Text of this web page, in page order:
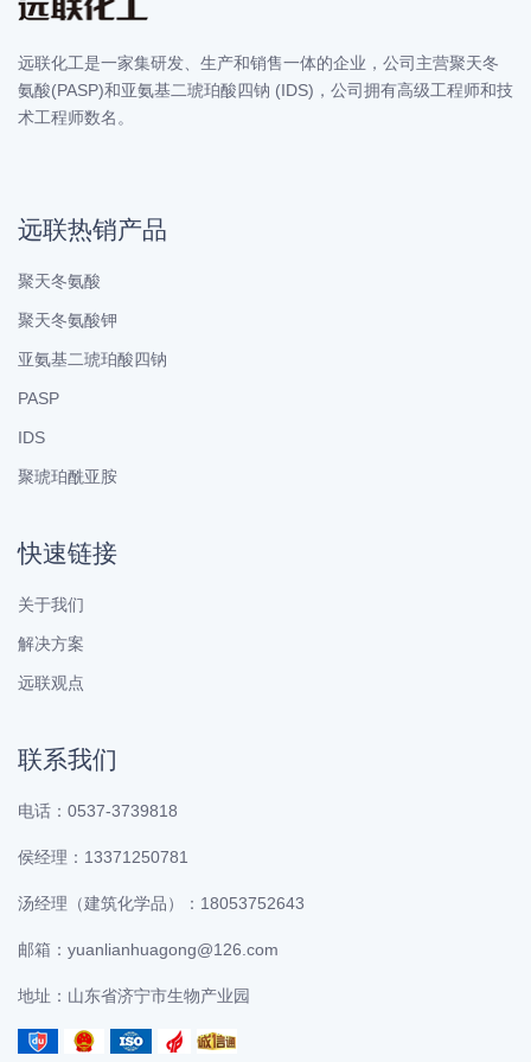
远联化工是一家集研发、生产和销售一体的企业，公司主营聚天冬
氨酸(PASP)和亚氨基二琥珀酸四钠 (IDS)，公司拥有高级工程师和技
术工程师数名。
远联热销产品
聚天冬氨酸
聚天冬氨酸钾
亚氨基二琥珀酸四钠
PASP
IDS
聚琥珀酰亚胺
快速链接
关于我们
解决方案
远联观点
联系我们
电话：0537-3739818
侯经理：13371250781
汤经理（建筑化学品）：18053752643
邮箱：yuanlianhuagong@126.com
地址：山东省济宁市生物产业园